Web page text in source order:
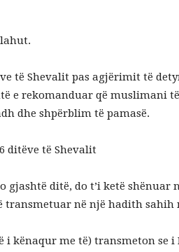
të Shevalit pas agjërimit të
e rekomanduar që muslimani
dhe shpërblim të pamasë.
ditëve të Shevalit
gjashtë ditë, do t’i ketë